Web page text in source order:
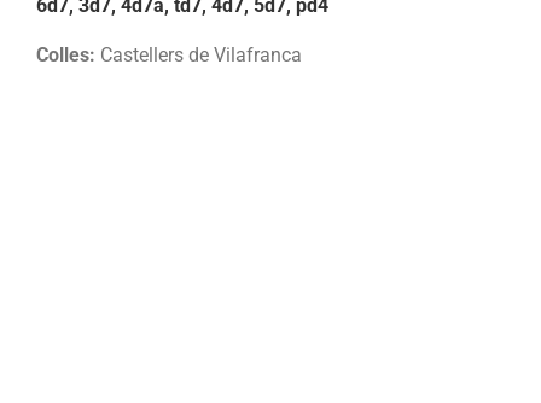
6d7, 3d7, 4d7a, td7, 4d7, 5d7, pd4
Colles: Castellers de Vilafranca